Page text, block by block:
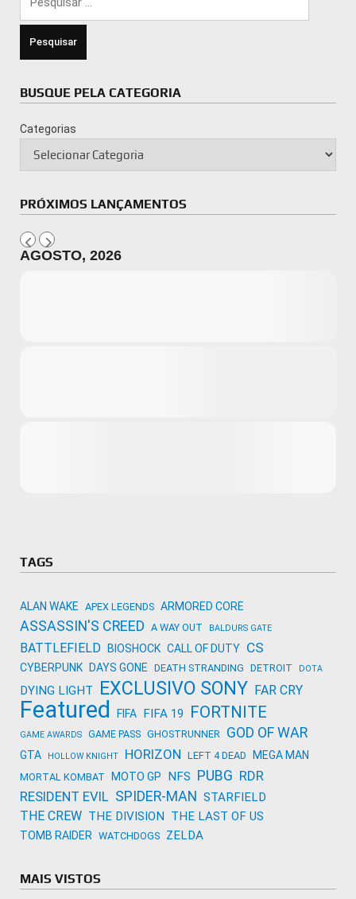
BUSQUE PELA CATEGORIA
Categorias
PRÓXIMOS LANÇAMENTOS
AGOSTO, 2026
TAGS
ALAN WAKE APEX LEGENDS ARMORED CORE
ASSASSIN'S CREED A WAY OUT BALDURS GATE
BATTLEFIELD BIOSHOCK CALL OF DUTY CS
CYBERPUNK DAYS GONE DEATH STRANDING DETROIT DOTA
DYING LIGHT EXCLUSIVO SONY FAR CRY
Featured FIFA FIFA 19 FORTNITE
GAME AWARDS GAME PASS GHOSTRUNNER GOD OF WAR
GTA HOLLOW KNIGHT HORIZON LEFT 4 DEAD MEGA MAN
MORTAL KOMBAT MOTO GP NFS PUBG RDR
RESIDENT EVIL SPIDER-MAN STARFIELD
THE CREW THE DIVISION THE LAST OF US
TOMB RAIDER WATCHDOGS ZELDA
MAIS VISTOS